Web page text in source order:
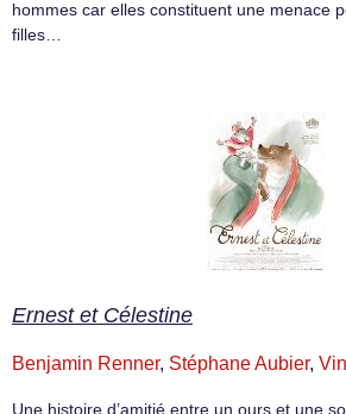
hommes car elles constituent une menace
filles…
Ernest et Célestine
Benjamin Renner, Stéphane Aubier,
Une histoire d’amitié entre un ours et une